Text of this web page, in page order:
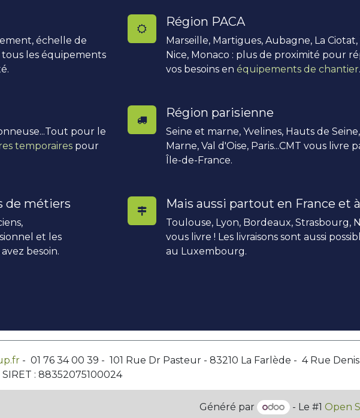
échelle de
tous les équipements
pour le
temporaires pour
de métiers
et les
besoin.
Région PACA
Marseille, Martigues, Aubagne, La
Nice, Monaco : plus de proximité pour
vos besoins en équipements de chantier.
Région parisienne
Seine et marne, Yvelines, Hauts de
Marne, Val d'Oise, Paris...CMT vous livre
Île-de-France.
Mais aussi partout en France et
Toulouse, Lyon, Bordeaux, Strasbourg,
vous livre ! Les livraisons sont aussi
au Luxembourg.
- 01 76 34 00 39 - 101 Rue Dr Pasteur - 83210 La Farlède - 4 Rue
: 88352075100024
Généré par - Le #1 Open